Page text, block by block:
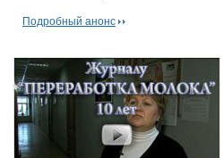
Подробный анонс